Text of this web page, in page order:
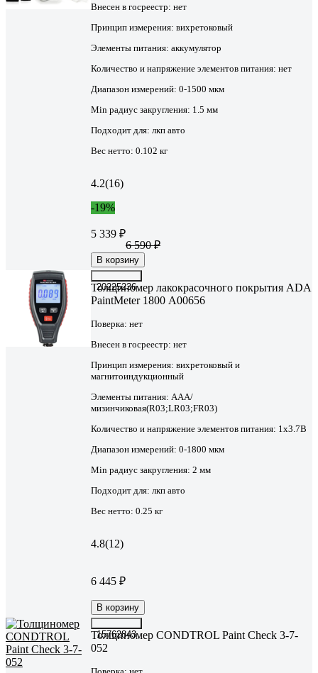
Внесен в госреестр: нет
Принцип измерения: вихретоковый
Элементы питания: аккумулятор
Количество и напряжение элементов питания: нет
Диапазон измерений: 0-1500 мкм
Min радиус закругления: 1.5 мм
Подходит для: лкп авто
Вес нетто: 0.102 кг
4.2(16)
-19%
5 339 ₽
6 590 ₽
В корзину
20225236
Толщиномер лакокрасочного покрытия ADA
PaintMeter 1800 А00656
Поверка: нет
Внесен в госреестр: нет
Принцип измерения: вихретоковый и
магнитоиндукционный
Элементы питания: AAA/
мизинчиковая(R03;LR03;FR03)
Количество и напряжение элементов питания: 1х3.7B
Диапазон измерений: 0-1800 мкм
Min радиус закругления: 2 мм
Подходит для: лкп авто
Вес нетто: 0.25 кг
4.8(12)
6 445 ₽
В корзину
15762843
Толщиномер CONDTROL Paint Сheck 3-7-
052